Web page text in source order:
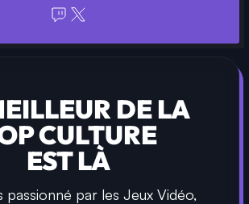
DE LA
CULTURE
EST LÀ
passionné par les Jeux Vidéo,